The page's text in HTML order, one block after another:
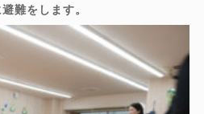
難をします。